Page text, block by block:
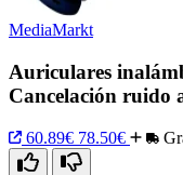
MediaMarkt
Auriculares
Cancelación ruido
60.89€ 78.50€